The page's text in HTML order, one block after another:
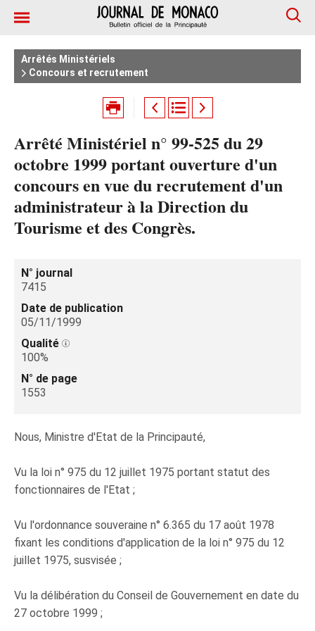
Arrêtés Ministériels
Concours et recrutement
Arrêté Ministériel n° 99-525 du 29
octobre 1999 portant ouverture d'un
concours en vue du recrutement d'un
administrateur à la Direction du
Tourisme et des Congrès.
N° journal
7415
Date de publication
05/11/1999
Qualité
100%
N° de page
1553
Nous, Ministre d'Etat de la Principauté,
Vu la loi n° 975 du 12 juillet 1975 portant statut des
fonctionnaires de l'Etat ;
Vu l'ordonnance souveraine n° 6.365 du 17 août 1978
fixant les conditions d'application de la loi n° 975 du 12
juillet 1975, susvisée ;
Vu la délibération du Conseil de Gouvernement en date du
27 octobre 1999 ;